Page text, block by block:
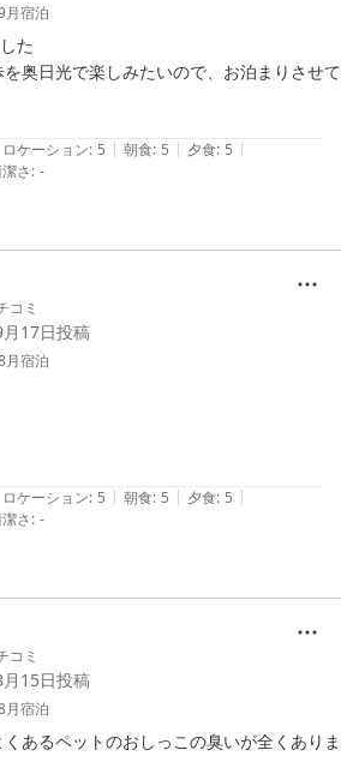
ワンコもカメラ目線でいい写真撮れまし
すめできる宿でした！個人的には大満足で
す！
月宿泊
た
奥日光で楽しみたいので、お泊まりさせて
見をする贅沢な旅行になりました
の話し掛けも、声のトーンがよくて、ニコ
、和室にしています
て良かったです
心していられました
のでお腹満腹
ープで煮てあるため、夕食朝食ともに完
きました
願いしたら、快く撮ってもらえました
ロケーション: 5 | 朝食: 5 | 夕食: 5 |
さ: -
コミ
17日投稿
月宿泊
。
。
てくれました。
の
が
いです。
ロケーション: 5 | 朝食: 5 | 夕食: 5 |
さ: -
コミ
15日投稿
月宿泊
あるペットのおしっこの臭いが全くありま